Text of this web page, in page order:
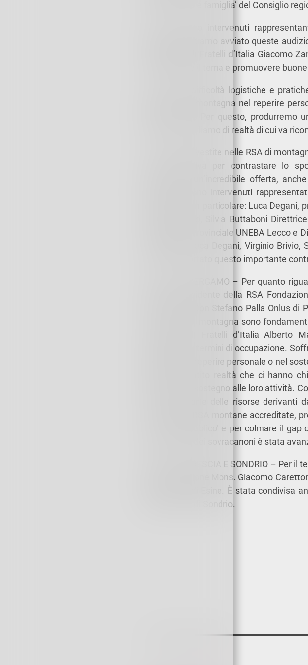
sociale, casa e famiglia’ del Consiglio
Ai lavori sono intervenuti
Sondrio. “Abbiamo avviato queste
consigliere di Fratelli d’Italia Giacomo
approfondire il tema e promuovere
“Le grosse difficoltà logistiche e
dalle RSA di montagna nel reperire
parte nostra. Per questo, produrremo
regionale. Parliamo di realtà di cui va
“Le risorse investite nelle RSA di
forza attrattiva per contrastare lo
garantendo un’incredibile offerta,
congiunta sono intervenuti
Assistenza) in particolare: Luca Degani,
UNEBA Lecco, Silvia Buttaboni
Consigliere Provinciale UNEBA Lecco e
particolare Luca Degani, Virginio
per avere portato questo importante
LE RSA DI BERGAMO – Per quanto
Fantoni presidente della RSA
Fondazione Don Stefano Palla Onlus
nelle zone di montagna sono
consiglieri di Fratelli d’Italia Alberto
importanti in termini di occupazione.
difficoltà nel reperire personale o nel
abbiamo sentito realtà che ci hanno
garantire un sostegno alle loro attività.
da subito parte delle risorse derivanti
anche delle RSA montane accreditate,
conto del pubblico’ e per colmare il
delle risorse dei sovracanoni è stata
LE RSA DI BRESCIA E SONDRIO – Per
RSA Fondazione Mons. Giacomo
Beccagutti’ di Esine. È stata condivisa
Riposo Città di Sondrio.